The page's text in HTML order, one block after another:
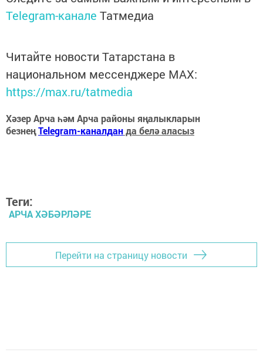
Telegram-канале Татмедиа
Читайте новости Татарстана в
национальном мессенджере MАХ:
https://max.ru/tatmedia
Хәзер Арча һәм Арча районы яңалыкларын
безнеңTelegram-каналданда белә аласыз
Теги:
АРЧА ХӘБӘРЛӘРЕ
Перейти на страницу новости